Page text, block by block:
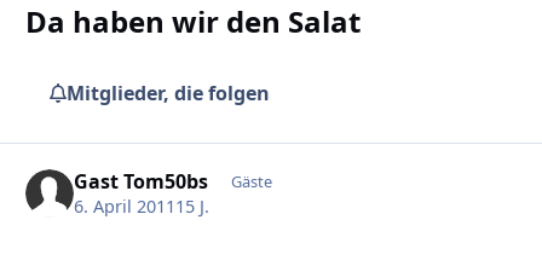
Da haben wir den Salat
Mitglieder, die folgen
Gast Tom50bs Gäste
6. April 2011 15 J.